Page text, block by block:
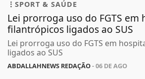
SPORT & SAÚDE
Lei prorroga uso do FGTS em
filantrópicos ligados ao SUS
Lei prorroga uso do FGTS em
ligados ao SUS
ABDALLAHNEWS REDAÇÃO- 06 DE AGO